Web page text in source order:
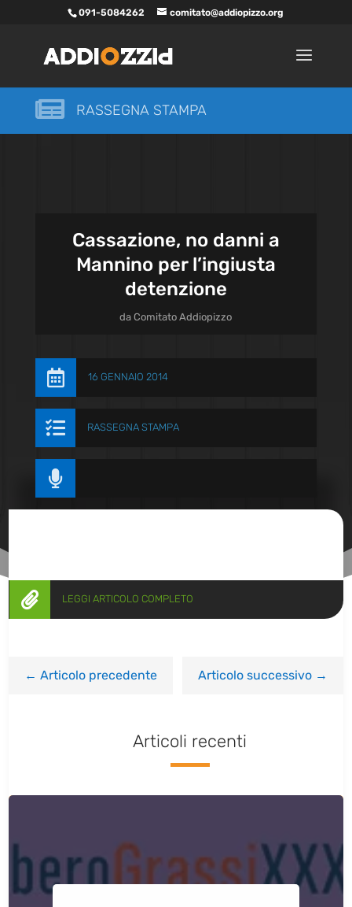
091-5084262 comitato@addiopizzo.org
 RASSEGNA STAMPA
Cassazione, no danni a
Mannino per l’ingiusta
detenzione
daComitato Addiopizzo
 16 GENNAIO 2014
 RASSEGNA STAMPA

 LEGGI ARTICOLO COMPLETO
←Articolo precedente Articolo successivo→
Articoli recenti